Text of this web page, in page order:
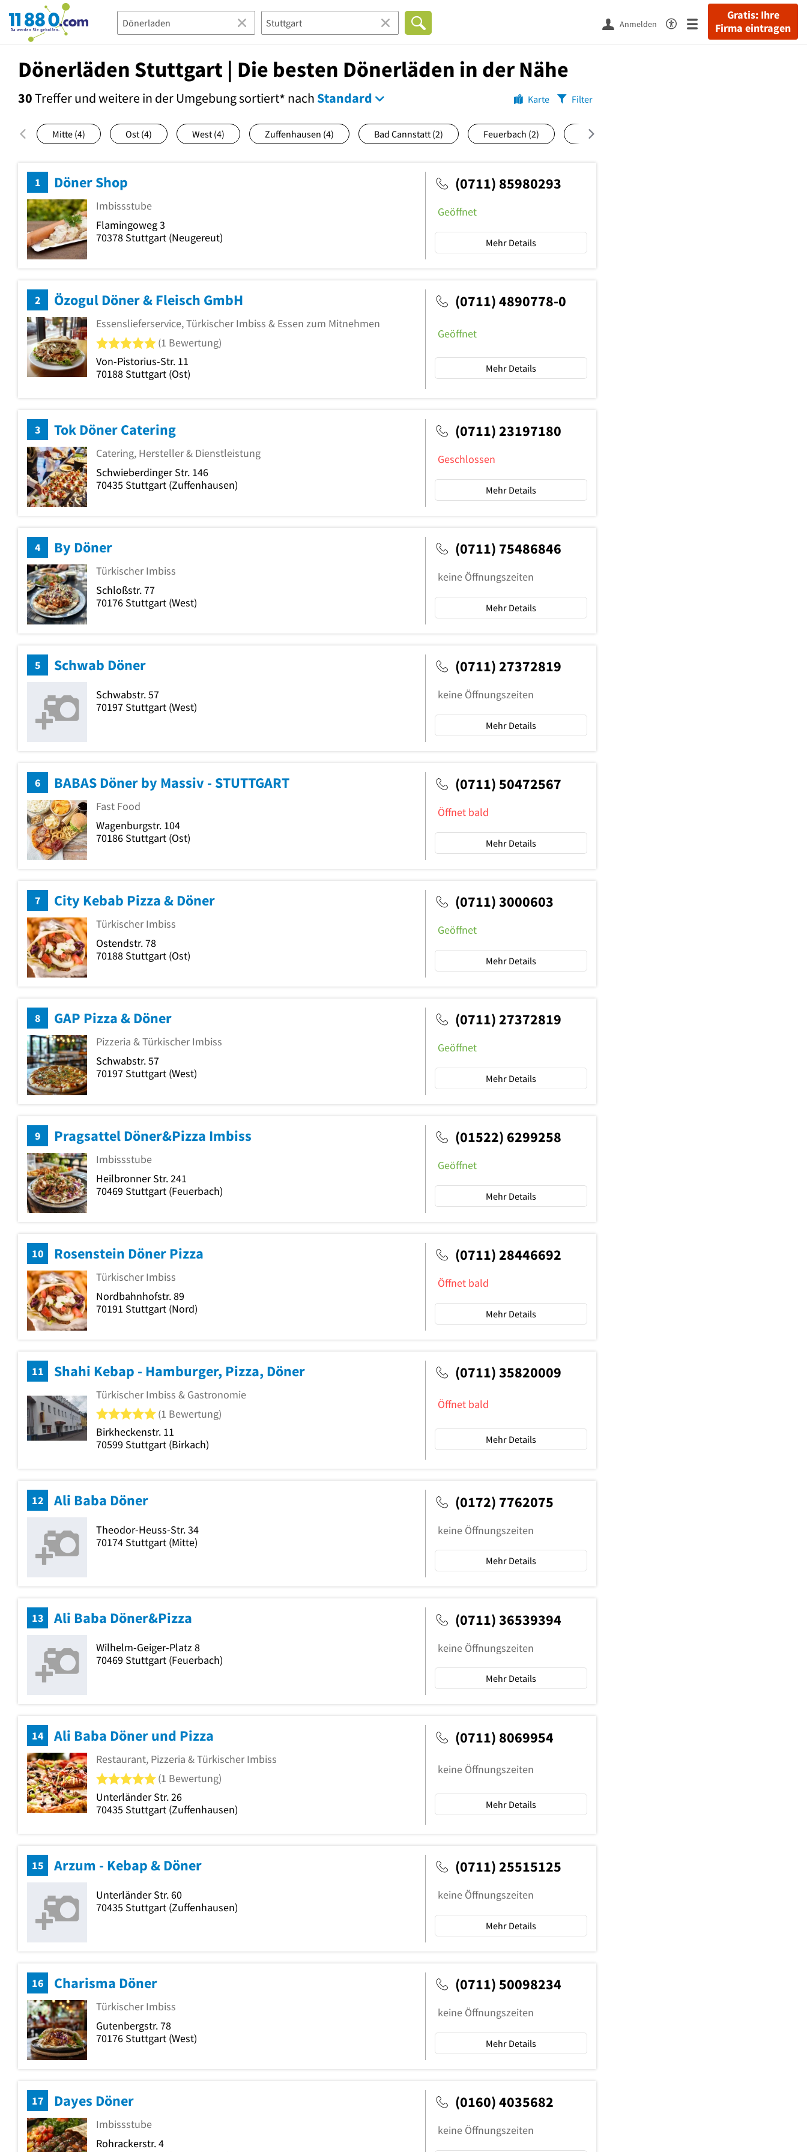
11880.com
Gratis: Ihre
Firma eintragen
Anmelden
Dönerläden Stuttgart | Die besten Dönerläden in der Nähe
30Treffer und weitere in der Umgebungsortiert* nach Standard Karte Filter
Mitte (4) Ost (4) West (4) Zuffenhausen (4) Bad Cannstatt (2) Feuerbach (2) Vaihingen
1 Döner Shop
Imbissstube
Flamingoweg 3
70378 Stuttgart (Neugereut)
(0711) 85980293
Geöffnet
Mehr Details
2 Özogul Döner & Fleisch GmbH
Essenslieferservice, Türkischer Imbiss & Essen zum Mitnehmen
5 von 5 Sternen
(1 Bewertung)
Von-Pistorius-Str. 11
70188 Stuttgart (Ost)
(0711) 4890778-0
Geöffnet
Mehr Details
3 Tok Döner Catering
Catering, Hersteller & Dienstleistung
Schwieberdinger Str. 146
70435 Stuttgart (Zuffenhausen)
(0711) 23197180
Geschlossen
Mehr Details
4 By Döner
Türkischer Imbiss
Schloßstr. 77
70176 Stuttgart (West)
(0711) 75486846
keine Öffnungszeiten
Mehr Details
5 Schwab Döner
Schwabstr. 57
70197 Stuttgart (West)
(0711) 27372819
keine Öffnungszeiten
Mehr Details
6 BABAS Döner by Massiv - STUTTGART
Fast Food
Wagenburgstr. 104
70186 Stuttgart (Ost)
(0711) 50472567
Öffnet bald
Mehr Details
7 City Kebab Pizza & Döner
Türkischer Imbiss
Ostendstr. 78
70188 Stuttgart (Ost)
(0711) 3000603
Geöffnet
Mehr Details
8 GAP Pizza & Döner
Pizzeria & Türkischer Imbiss
Schwabstr. 57
70197 Stuttgart (West)
(0711) 27372819
Geöffnet
Mehr Details
9 Pragsattel Döner&Pizza Imbiss
Imbissstube
Heilbronner Str. 241
70469 Stuttgart (Feuerbach)
(01522) 6299258
Geöffnet
Mehr Details
10 Rosenstein Döner Pizza
Türkischer Imbiss
Nordbahnhofstr. 89
70191 Stuttgart (Nord)
(0711) 28446692
Öffnet bald
Mehr Details
11 Shahi Kebap - Hamburger, Pizza, Döner
Türkischer Imbiss & Gastronomie
5 von 5 Sternen
(1 Bewertung)
Birkheckenstr. 11
70599 Stuttgart (Birkach)
(0711) 35820009
Öffnet bald
Mehr Details
12 Ali Baba Döner
Theodor-Heuss-Str. 34
70174 Stuttgart (Mitte)
(0172) 7762075
keine Öffnungszeiten
Mehr Details
13 Ali Baba Döner&Pizza
Wilhelm-Geiger-Platz 8
70469 Stuttgart (Feuerbach)
(0711) 36539394
keine Öffnungszeiten
Mehr Details
14 Ali Baba Döner und Pizza
Restaurant, Pizzeria & Türkischer Imbiss
5 von 5 Sternen
(1 Bewertung)
Unterländer Str. 26
70435 Stuttgart (Zuffenhausen)
(0711) 8069954
keine Öffnungszeiten
Mehr Details
15 Arzum - Kebap & Döner
Unterländer Str. 60
70435 Stuttgart (Zuffenhausen)
(0711) 25515125
keine Öffnungszeiten
Mehr Details
16 Charisma Döner
Türkischer Imbiss
Gutenbergstr. 78
70176 Stuttgart (West)
(0711) 50098234
keine Öffnungszeiten
Mehr Details
17 Dayes Döner
Imbissstube
Rohrackerstr. 4
(0160) 4035682
keine Öffnungszeiten